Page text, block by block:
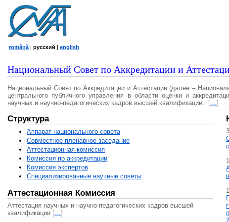
română | русский | english
Национальный Совет по Аккредитации и
Национальный Совет по Аккредитации и Аттестации (далее –
центрального публичного управления в области оценки и
научных и научно-педагогических кадров высшей квалификации.
[…]
Структура
Аппарат национального совета
Совместное пленарное заседание
Аттестационная комисcия
Комиссия по аккредитации
Комиссия экспертов
Специализированные научные советы
Аттестационная Комиссия
Аттестация научных и научно-педагогических кадров высшей
квалификации […]